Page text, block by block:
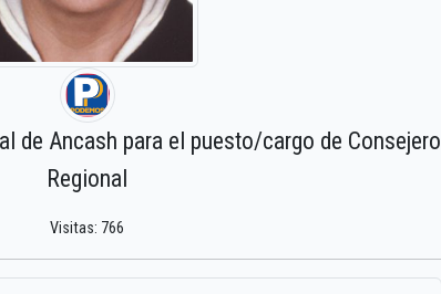
de Ancash para el puesto/cargo de Consejero
Regional
Visitas: 766